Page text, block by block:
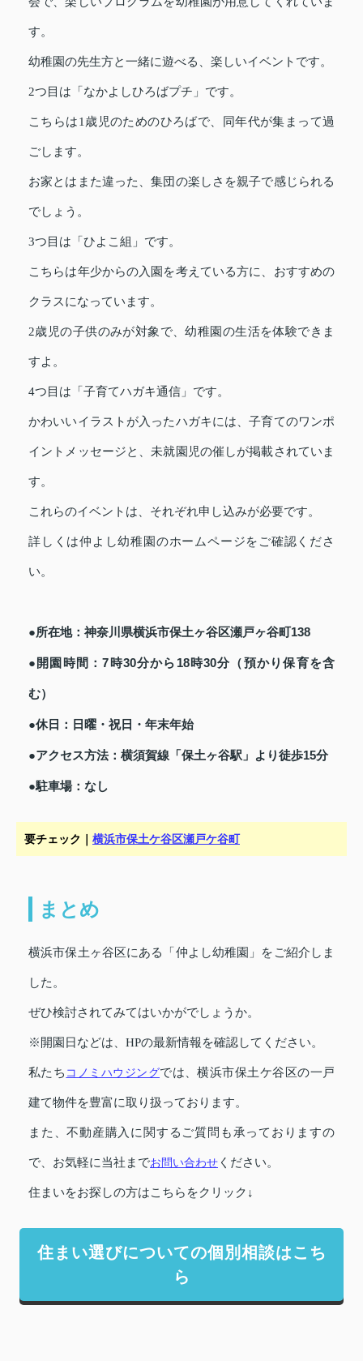
す。
幼稚園の先生方と一緒に遊べる、楽しいイベントです。
2つ目は「なかよしひろばプチ」です。
こちらは1歳児のためのひろばで、同年代が集まって過
ごします。
お家とはまた違った、集団の楽しさを親子で感じられる
でしょう。
3つ目は「ひよこ組」です。
こちらは年少からの入園を考えている方に、おすすめの
クラスになっています。
2歳児の子供のみが対象で、幼稚園の生活を体験できま
すよ。
4つ目は「子育てハガキ通信」です。
かわいいイラストが入ったハガキには、子育てのワンポ
イントメッセージと、未就園児の催しが掲載されていま
す。
これらのイベントは、それぞれ申し込みが必要です。
詳しくは仲よし幼稚園のホームページをご確認くださ
い。
●所在地：神奈川県横浜市保土ヶ谷区瀬戸ヶ谷町138
●開園時間：7時30分から18時30分（預かり保育を含
む）
●休日：日曜・祝日・年末年始
●アクセス方法：横須賀線「保土ヶ谷駅」より徒歩15分
●駐車場：なし
要チェック｜ 横浜市保土ケ谷区瀬戸ケ谷町
まとめ
横浜市保土ヶ谷区にある「仲よし幼稚園」をご紹介しま
した。
ぜひ検討されてみてはいかがでしょうか。
※開園日などは、HPの最新情報を確認してください。
私たち コノミハウジングでは、横浜市保土ケ谷区の一戸
建て物件を豊富に取り扱っております。
また、不動産購入に関するご質問も承っておりますの
で、お気軽に当社までお問い合わせ ください。
住まいをお探しの方はこちらをクリック↓
住まい選びについての個別相談はこち
ら